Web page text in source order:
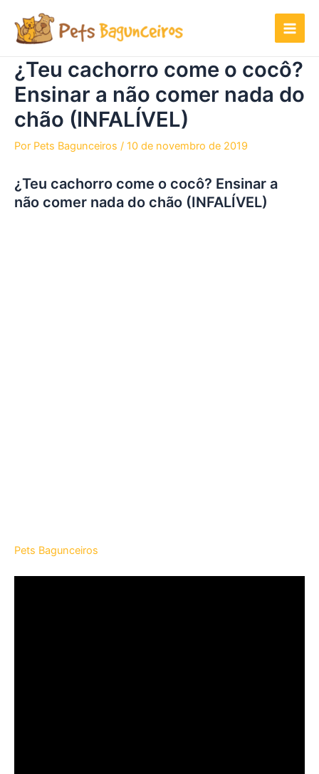
para
conteúdo
¿Teu cachorro come o cocô?
Ensinar a não comer nada do
chão (INFALÍVEL)
Por Pets Bagunceiros / 10 de novembro de 2019
¿Teu cachorro come o cocô? Ensinar a
não comer nada do chão (INFALÍVEL)
Pets Bagunceiros